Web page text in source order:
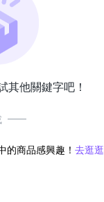
其他關鍵字吧！
的商品感興趣！ 去逛逛